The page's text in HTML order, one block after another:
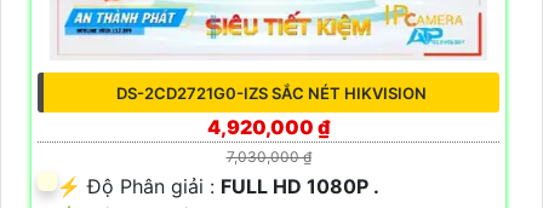
DS-2CD2721G0-IZS SẮC NÉT HIKVISION
4,920,000 ₫
7,030,000 ₫
️⚡ Độ Phân giải : FULL HD 1080P .